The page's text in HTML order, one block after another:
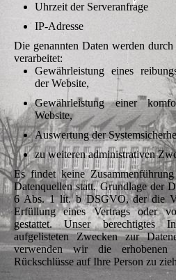
Uhrzeit der Serveranfrage
IP-Adresse
Die genannten Daten werden
verarbeitet:
Gewährleistung eines
der Website,
Gewährleistung einer
Website,
Auswertung der
zu weiteren administrativen
Es findet keine
Datenquellen statt. Grundlage der
6 Abs. 1 lit. b DSGVO, der die
Erfüllung eines Vertrags oder
gestattet. Unser berechtigtes
aufgelisteten Zwecken zur
verwenden wir die
Rückschlüsse auf Ihre Person zu